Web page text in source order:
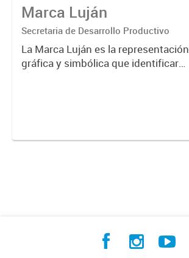
Marca Luján
Secretaria de Desarrollo Productivo
La Marca Luján es la representación
gráfica y simbólica que identificará